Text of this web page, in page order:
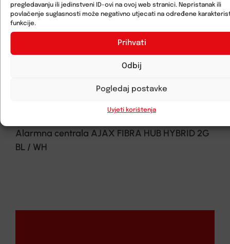
pregledavanju ili jedinstveni ID-ovi na ovoj web stranici. Nepristanak ili
povlačenje suglasnosti može negativno utjecati na određene
funkcije.
Prihvati
Odbij
Pogledaj postavke
Uvjeti korištenja
Alarmna centrala AJAX FIBRA HUB HYBRID 2G
BL / WH